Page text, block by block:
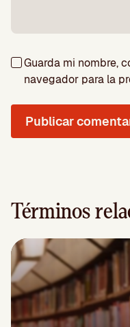
Guarda mi nombre,
navegador para la
Términos